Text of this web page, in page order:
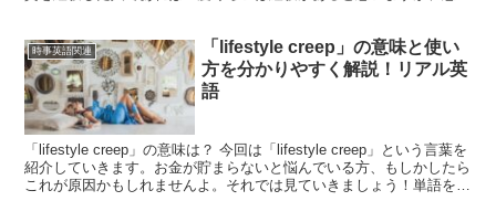
時事英語関連
「lifestyle creep」の意味と使い
方を分かりやすく解説！リアル英
語
「lifestyle creep」の意味は？ 今回は「lifestyle creep」という言葉を
紹介していきます。お金が貯まらないと悩んでいる方、もしかしたら
これが原因かもしれませんよ。それでは見ていきましょう！単語を見